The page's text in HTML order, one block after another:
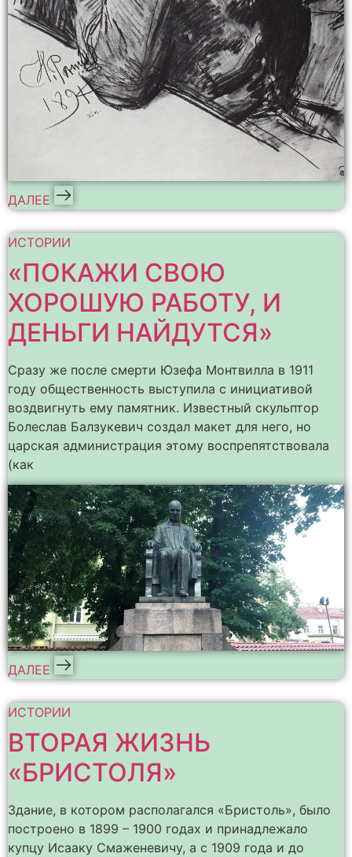
ДАЛЕЕ
ИСТОРИИ
«ПОКАЖИ СВОЮ
ХОРОШУЮ РАБОТУ, И
ДЕНЬГИ НАЙДУТСЯ»
Сразу же после смерти Юзефа Монтвилла в 1911
году общественность выступила с инициативой
воздвигнуть ему памятник. Известный скульптор
Болеслав Балзукевич создал макет для него, но
царская администрация этому воспрепятствовала
(как
ДАЛЕЕ
ИСТОРИИ
ВТОРАЯ ЖИЗНЬ
«БРИСТОЛЯ»
Здание, в котором располагался «Бристоль», было
построено в 1899 – 1900 годах и принадлежало
купцу Исааку Смаженевичу, а с 1909 года и до